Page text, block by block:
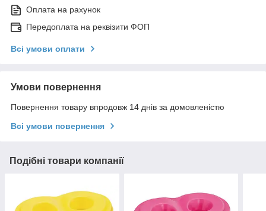
Оплата на рахунок
Передоплата на реквізити ФОП
Всі умови оплати
Умови повернення
Повернення товару впродовж 14 днів за домовленістю
Всі умови повернення
Подібні товари компанії